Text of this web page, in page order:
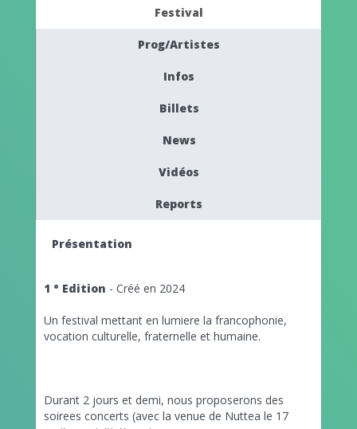
Festival
Prog/Artistes
Infos
Billets
News
Vidéos
Reports
Présentation
1 ° Edition - Créé en 2024
Un festival mettant en lumiere la francophonie,
vocation culturelle, fraternelle et humaine.
Durant 2 jours et demi, nous proposerons des
soirees concerts (avec la venue de Nuttea le 17